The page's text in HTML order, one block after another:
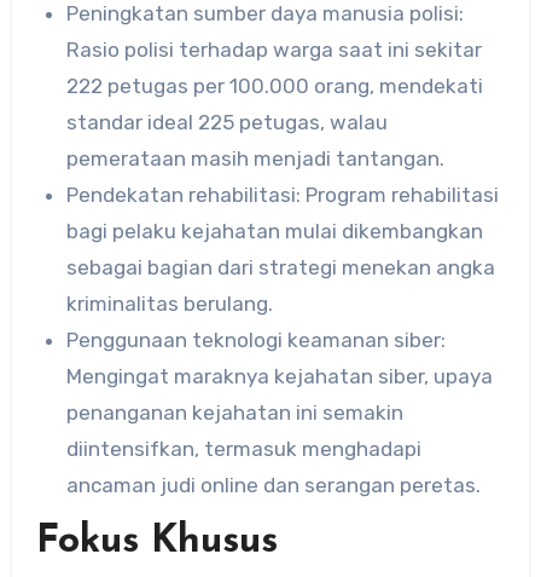
Peningkatan sumber daya manusia polisi:
Rasio polisi terhadap warga saat ini sekitar
222 petugas per 100.000 orang, mendekati
standar ideal 225 petugas, walau
pemerataan masih menjadi tantangan.
Pendekatan rehabilitasi: Program rehabilitasi
bagi pelaku kejahatan mulai dikembangkan
sebagai bagian dari strategi menekan angka
kriminalitas berulang.
Penggunaan teknologi keamanan siber:
Mengingat maraknya kejahatan siber, upaya
penanganan kejahatan ini semakin
diintensifkan, termasuk menghadapi
ancaman judi online dan serangan peretas.
Fokus Khusus